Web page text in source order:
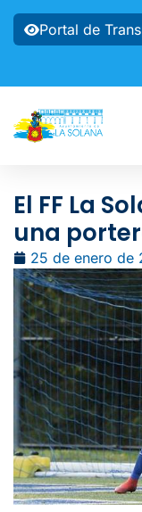
Portal de
El FF La
una
25 de enero de